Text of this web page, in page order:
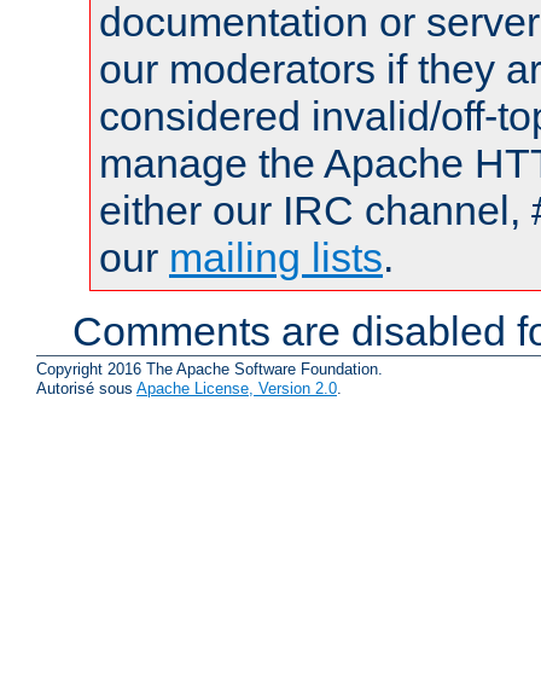
documentation or
our moderators if they
considered invalid/off-
manage the Apache
either our IRC channel,
our mailing lists.
Comments are disabled
Copyright 2016 The Apache Software Foundation.
Autorisé sous Apache License, Version 2.0